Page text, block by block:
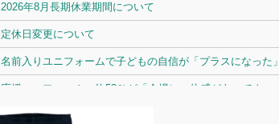
2026年8月長期休業期間について
定休日変更について
名前入りユニフォームで子どもの自信が「プラスになっ
応援ユニフォーム、約53％が「会場に一体感があってよ